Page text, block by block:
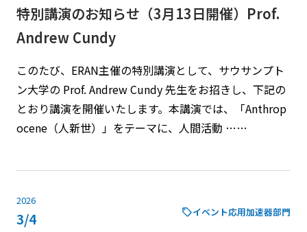
特別講演のお知らせ（3月13日開催）Prof.
Andrew Cundy
このたび、ERAN主催の特別講演として、サウサンプト
ン大学の Prof. Andrew Cundy 先生をお招きし、下記の
とおり講演を開催いたします。本講演では、「Anthrop
ocene（人新世）」をテーマに、人間活動 ……
2026
3/4 イベント応用加速器部門